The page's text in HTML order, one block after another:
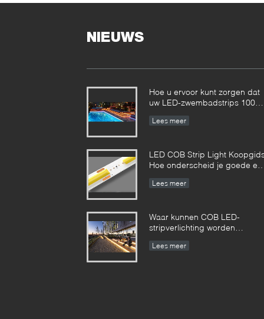
NIEUWS
Hoe u ervoor kunt zorgen dat
uw LED-zwembadstrips 100%
Lees meer
LED COB Strip Light
Hoe onderscheid je goede en
Lees meer
Waar kunnen COB LED-
stripverlichting worden
Lees meer